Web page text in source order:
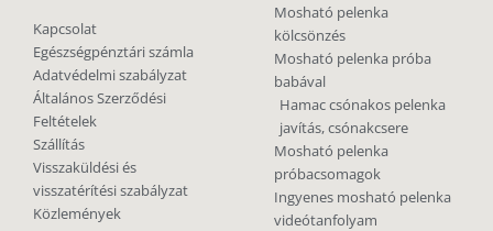
Kapcsolat
Egészségpénztári számla
Adatvédelmi szabályzat
Általános Szerződési
Feltételek
Szállítás
Visszaküldési és
visszatérítési szabályzat
Közlemények
Mosható pelenka
kölcsönzés
Mosható pelenka próba
babával
Hamac csónakos pelenka
javítás, csónakcsere
Mosható pelenka
próbacsomagok
Ingyenes mosható pelenka
videótanfolyam